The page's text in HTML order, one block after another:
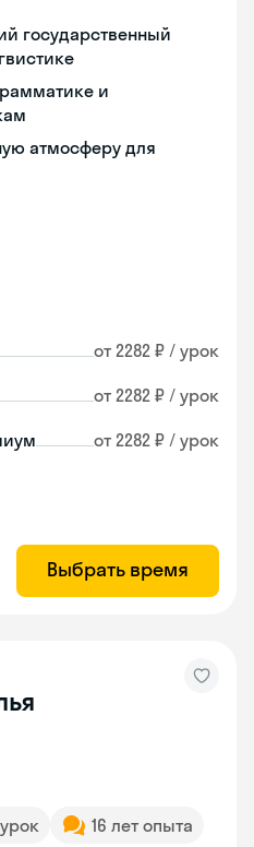
государственный
и
атмосферу для
от 2282 ₽ / урок
от 2282 ₽ / урок
от 2282 ₽ / урок
Выбрать время
16 лет опыта